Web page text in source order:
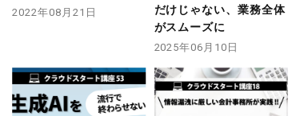
2022年08月21日
だけじゃない、業務全体
がスムーズに
2025年06月10日